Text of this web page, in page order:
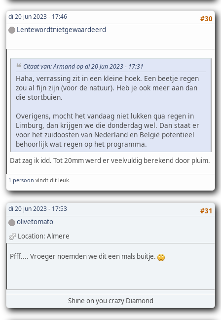
di 20 jun 2023 - 17:46
#30
Lentewordtnietgewaardeerd
Citaat van: Armand op di 20 jun 2023 - 17:31
Haha, verrassing zit in een kleine hoek. Een beetje regen
zou al fijn zijn (voor de natuur). Heb je ook meer aan dan
die stortbuien.
Overigens, mocht het vandaag niet lukken qua regen in
Limburg, dan krijgen we die donderdag wel. Dan staat er
voor het zuidoosten van Nederland en België potentieel
behoorlijk wat regen op het programma.
Dat zag ik idd. Tot 20mm werd er veelvuldig berekend door pluim.
1 persoon vindt dit leuk.
di 20 jun 2023 - 17:53
#31
olivetomato
Location: Almere
Pfff.... Vroeger noemden we dit een mals buitje.
Shine on you crazy Diamond